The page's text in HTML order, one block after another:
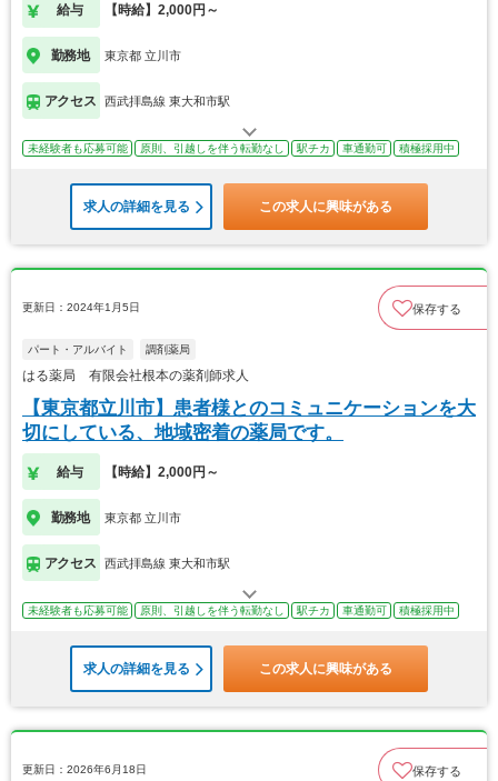
給与 【時給】2,000円～
勤務地 東京都 立川市
アクセス 西武拝島線 東大和市駅
未経験者も応募可能 原則、引越しを伴う転勤なし 駅チカ 車通勤可 積極採用中
求人の詳細を見る この求人に興味がある
更新日：2024年1月5日 保存する
パート・アルバイト 調剤薬局
はる薬局 有限会社根本の薬剤師求人
【東京都立川市】患者様とのコミュニケーションを大
切にしている、地域密着の薬局です。
給与 【時給】2,000円～
勤務地 東京都 立川市
アクセス 西武拝島線 東大和市駅
未経験者も応募可能 原則、引越しを伴う転勤なし 駅チカ 車通勤可 積極採用中
求人の詳細を見る この求人に興味がある
更新日：2026年6月18日 保存する